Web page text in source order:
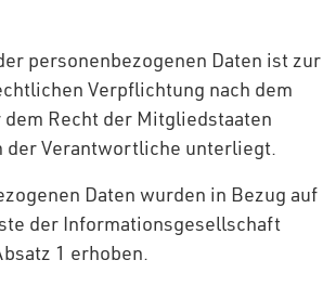
personenbezogenen Daten ist zur
Verpflichtung nach dem
Recht der Mitgliedstaaten
der Verantwortliche unterliegt.
Daten wurden in Bezug auf
der Informationsgesellschaft
1 erhoben.